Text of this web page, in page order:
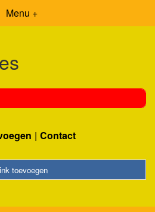
Menu +
Contact
toevoegen